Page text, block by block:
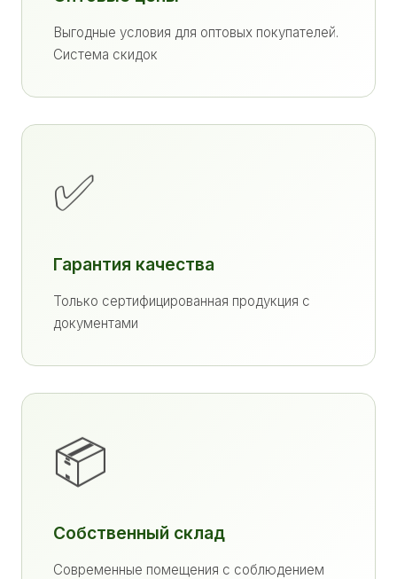
Выгодные условия для оптовых покупателей.
Система скидок
✅
Гарантия качества
Только сертифицированная продукция с
документами
📦
Собственный склад
Современные помещения с соблюдением